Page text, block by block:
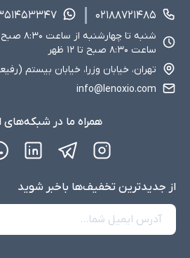
۰۲۱۸۸۷۲۱۴۸۵
ساعت ۸:۳۰ صبح تا ۱۲ ظهر
تهران، خیابان وزرا، خیابان بیستم
info@lenoxio.com
همراه ما در شبکه‌های
از جدید‌ترین تخفیف‌ها با‌خبر شوید